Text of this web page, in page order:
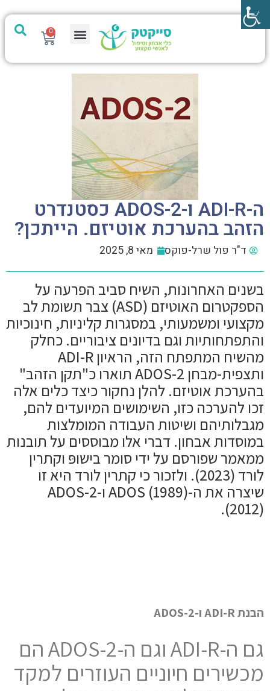
0
ה-ADI-R ו-ADOS-2 כסטנדרט
הזהב בהערכת אוטיזם. הייתכן?
ד"ר פול שרל-פוקס מאי 8, 2025
בשנים האחרונות, השיח סביב הפרעה על
הספקטרום האוטיזם (ASD) צבר תשומת לב
מקצועי ומשמעותי, במסגרות קליניות, חינוכיות
והתפתחותיות וגם בדיונים ציבוריים. כחלק
מהשיח המתפתח הזה, הראיון ADI-R
ותצפית-מבחן ADOS-2 תוארו כ"תקן הזהב"
בהערכת אוטיזם. להלן נחקור כיצד כלים אלה
זכו להערכה כזו, השימושים המיועדים להם,
מגבלותיהם ושיטות העבודה המומלצות
במוסדות אבחון. דברי אלו מבוססים על תובנות
ממאמר שפורסם על ידי סומר בישופּ וקתרין
לורד (2023). ולזכור כי קתרין לורד היא זו
שיצרה את ה-ADOS (1989) ו-ADOS-2
(2012).
הבנת ADI-R ו-ADOS-2
גם ה-ADI-R וגם ה-ADOS-2 הם
מכשירים חיוניים העוזרים למקד